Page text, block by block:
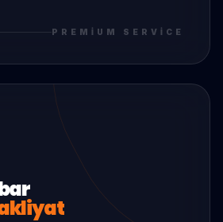
PREMIUM SERVICE